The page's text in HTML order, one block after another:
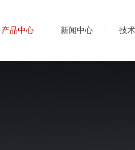
产品中心 新闻中心 技